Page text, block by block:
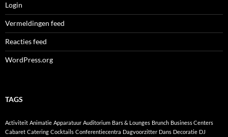
Login
Vermeldingen feed
Reacties feed
WordPress.org
TAGS
Activiteit Animatie Apparatuur Auditorium Bars & Lounges Brunch Business Centers
Cabaret Catering Cocktails Conferentiecentra Dagvoorzitter Dans Decoratie DJ